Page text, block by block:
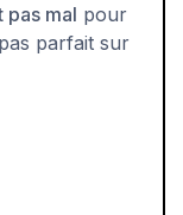
pas mal pour
parfait sur